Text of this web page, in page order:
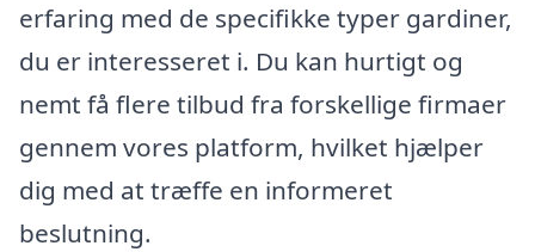
erfaring med de specifikke typer gardiner,
du er interesseret i. Du kan hurtigt og
nemt få flere tilbud fra forskellige firmaer
gennem vores platform, hvilket hjælper
dig med at træffe en informeret
beslutning.